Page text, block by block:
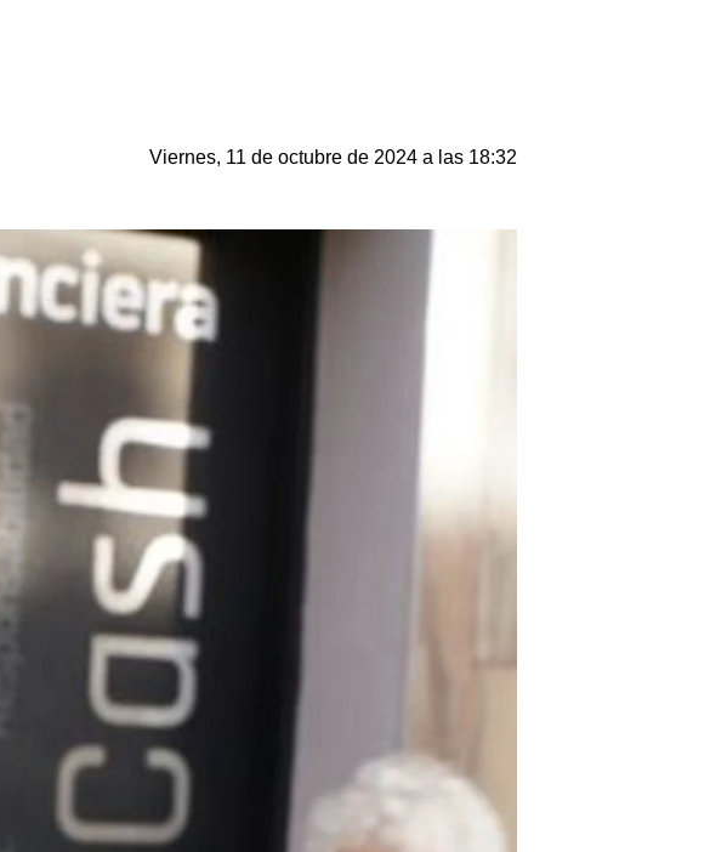
Viernes, 11 de octubre de 2024 a las 18:32